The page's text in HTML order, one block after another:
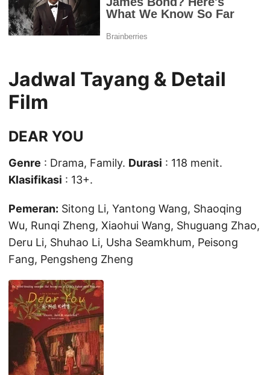
Jadwal Tayang & Detail
Film
DEAR YOU
Genre : Drama, Family. Durasi : 118 menit.
Klasifikasi : 13+.
Pemeran: Sitong Li, Yantong Wang, Shaoqing
Wu, Runqi Zheng, Xiaohui Wang, Shuguang Zhao,
Deru Li, Shuhao Li, Usha Seamkhum, Peisong
Fang, Pengsheng Zheng